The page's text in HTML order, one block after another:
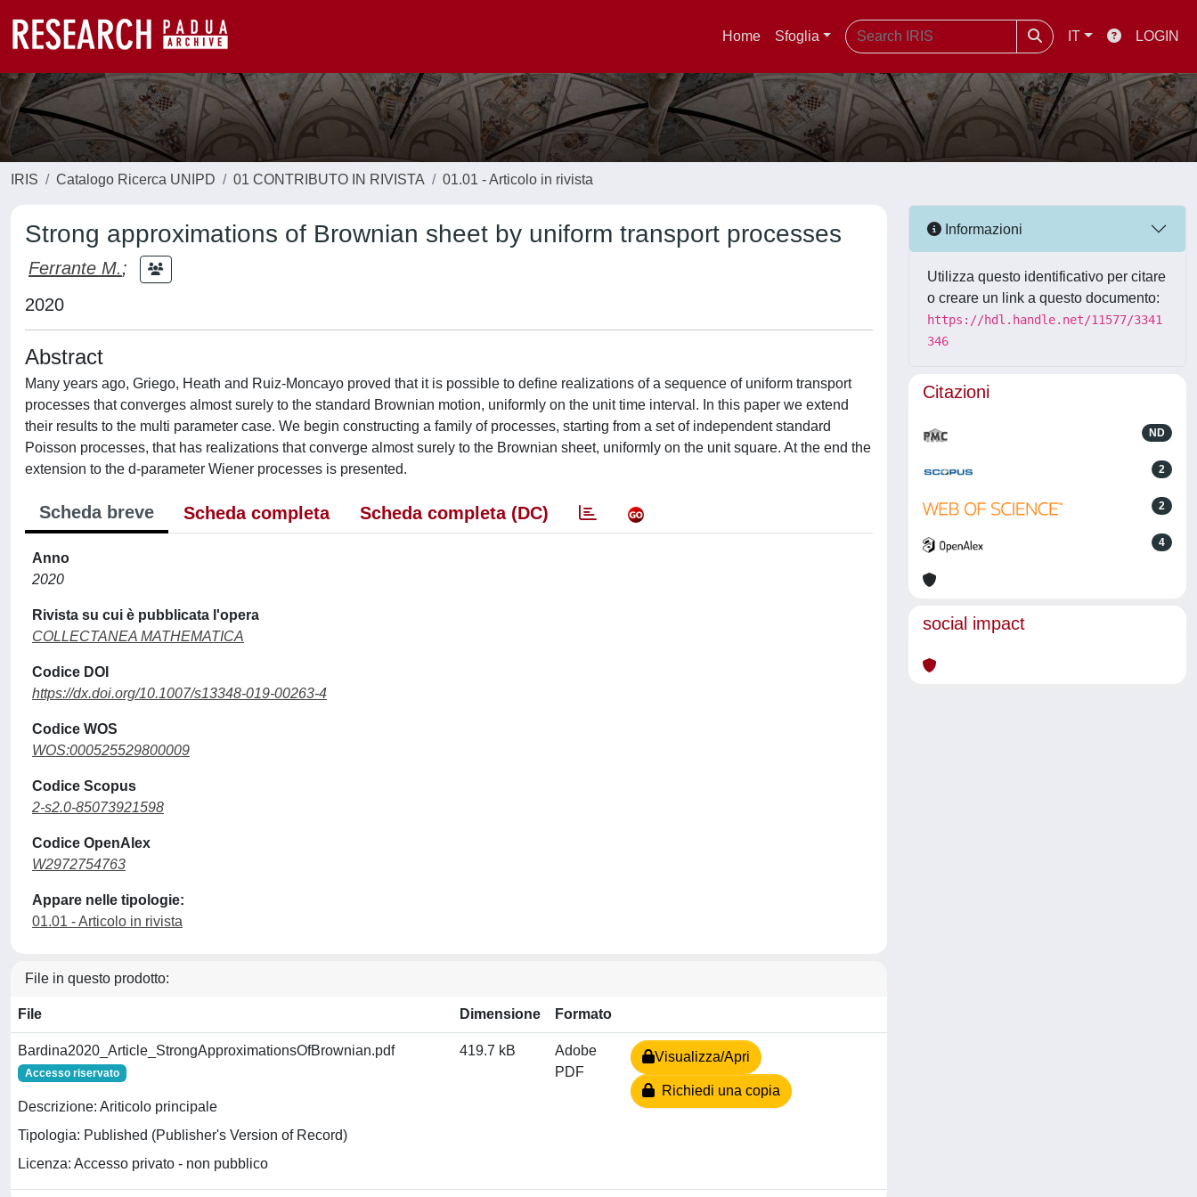
Home Sfoglia IT LOGIN
IRIS Catalogo Ricerca UNIPD 01 CONTRIBUTO IN RIVISTA 01.01 - Articolo in rivista
Strong approximations of Brownian sheet by uniform transport processes
Ferrante M.;
2020
Abstract
Many years ago, Griego, Heath and Ruiz-Moncayo proved that it is possible to define realizations of a sequence of uniform transport
processes that converges almost surely to the standard Brownian motion, uniformly on the unit time interval. In this paper we extend
their results to the multi parameter case. We begin constructing a family of processes, starting from a set of independent standard
Poisson processes, that has realizations that converge almost surely to the Brownian sheet, uniformly on the unit square. At the end the
extension to the d-parameter Wiener processes is presented.
Scheda breve Scheda completa Scheda completa (DC)
Anno
2020
Rivista su cui è pubblicata l'opera
COLLECTANEA MATHEMATICA
Codice DOI
https://dx.doi.org/10.1007/s13348-019-00263-4
Codice WOS
WOS:000525529800009
Codice Scopus
2-s2.0-85073921598
Codice OpenAlex
W2972754763
Appare nelle tipologie:
01.01 - Articolo in rivista
File in questo prodotto:
File Dimensione Formato
Bardina2020_Article_StrongApproximationsOfBrownian.pdf
Accesso riservato
Descrizione: Ariticolo principale
Tipologia: Published (Publisher's Version of Record)
Licenza: Accesso privato - non pubblico
419.7 kB
Adobe
PDF
Visualizza/Apri
Richiedi una copia
Informazioni
Utilizza questo identificativo per citare
o creare un link a questo documento:
https://hdl.handle.net/11577/3341
346
Citazioni
ND
2
2
4
social impact